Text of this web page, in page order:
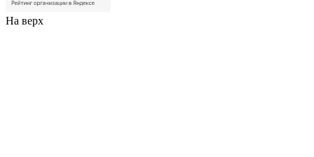
На верх